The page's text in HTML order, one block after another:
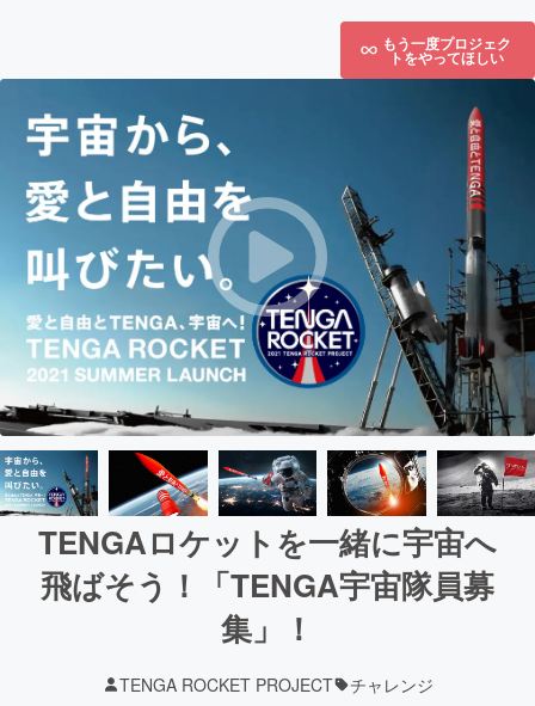
もう一度プロジェク
トをやってほしい
TENGAロケットを一緒に宇宙へ
飛ばそう！「TENGA宇宙隊員募
集」！
TENGA ROCKET PROJECT チャレンジ